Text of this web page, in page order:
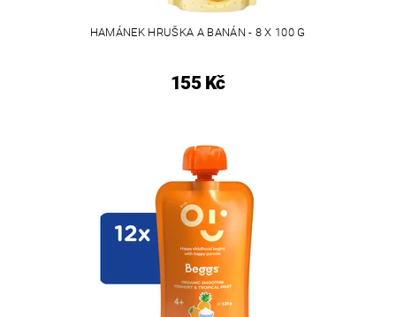
HAMÁNEK HRUŠKA A BANÁN - 8 X 100 G
155 Kč